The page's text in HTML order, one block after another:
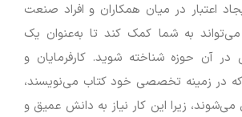
اعتبار در میان همکاران و افراد صنعت
به شما کمک کند تا به‌عنوان یک
آن حوزه شناخته شوید. کارفرمایان و
که در زمینه تخصصی خود کتاب می‌نویسند،
می‌شوند، زیرا این کار نیاز به دانش عمیق و